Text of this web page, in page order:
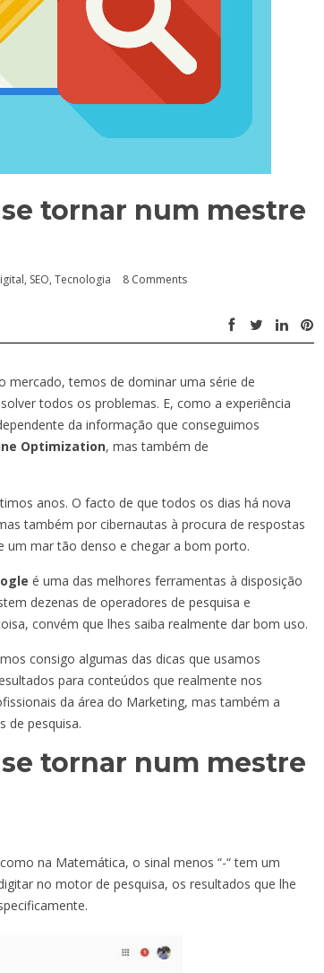
tornar num mestre
, SEO, Tecnologia 8 Comments
mercado, temos de dominar uma série de
todos os problemas. E, como a experiência
da informação que conseguimos
Optimization, mas também de
anos. O facto de que todos os dias há nova
também por cibernautas à procura de respostas
um mar tão denso e chegar a bom porto.
é uma das melhores ferramentas à disposição
dezenas de operadores de pesquisa e
convém que lhes saiba realmente dar bom uso.
consigo algumas das dicas que usamos
para conteúdos que realmente nos
da área do Marketing, mas também a
de pesquisa.
tornar num mestre
na Matemática, o sinal menos “-“ tem um
no motor de pesquisa, os resultados que lhe